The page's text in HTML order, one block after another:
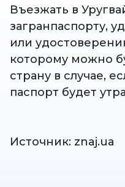
Въезжать в
загранпаспорту,
или
которому можно
страну в случае,
паспорт будет
Источник: znaj.ua